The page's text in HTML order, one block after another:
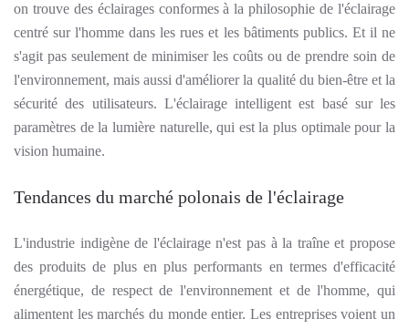
on trouve des éclairages conformes à la philosophie de l'éclairage
centré sur l'homme dans les rues et les bâtiments publics. Et il ne
s'agit pas seulement de minimiser les coûts ou de prendre soin de
l'environnement, mais aussi d'améliorer la qualité du bien-être et la
sécurité des utilisateurs. L'éclairage intelligent est basé sur les
paramètres de la lumière naturelle, qui est la plus optimale pour la
vision humaine.
Tendances du marché polonais de l'éclairage
L'industrie indigène de l'éclairage n'est pas à la traîne et propose
des produits de plus en plus performants en termes d'efficacité
énergétique, de respect de l'environnement et de l'homme, qui
alimentent les marchés du monde entier. Les entreprises voient un